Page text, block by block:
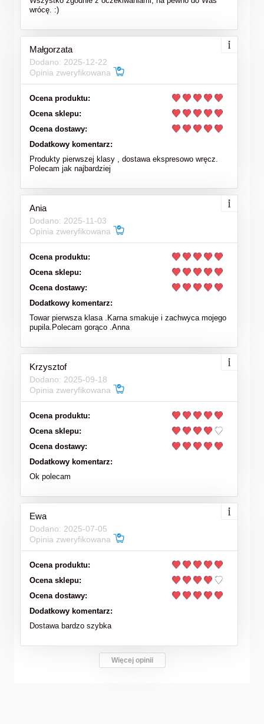
wrócę. :)
Małgorzata
Dodano: 2025-12-22
Opinia zweryfikowana
Ocena produktu:
Ocena sklepu:
Ocena dostawy:
Dodatkowy komentarz:
Produkty pierwszej klasy , dostawa ekspresowo wręcz.
Polecam jak najbardziej
Ania
Dodano: 2025-11-03
Opinia zweryfikowana
Ocena produktu:
Ocena sklepu:
Ocena dostawy:
Dodatkowy komentarz:
Towar pierwsza klasa .Karna smakuje i zachwyca mojego
pupila.Polecam gorąco .Anna
Krzysztof
Dodano: 2025-09-18
Opinia zweryfikowana
Ocena produktu:
Ocena sklepu:
Ocena dostawy:
Dodatkowy komentarz:
Ok polecam
Ewa
Dodano: 2025-07-05
Opinia zweryfikowana
Ocena produktu:
Ocena sklepu:
Ocena dostawy:
Dodatkowy komentarz:
Dostawa bardzo szybka
Więcej opinii